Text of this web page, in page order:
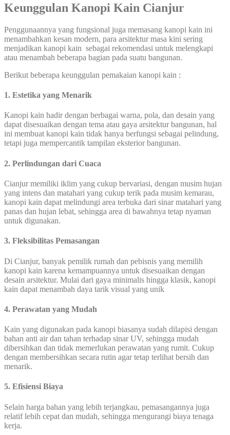
Keunggulan Kanopi Kain Cianjur
Penggunaannya yang fungsional juga memasang kanopi kain ini
menambahkan kesan modern, para arsitektur masa kini sering
menjadikan kanopi kain sebagai rekomendasi untuk melengkapi
atau menambah beberapa bagian pada suatu bangunan.
Berikut beberapa keunggulan pemakaian kanopi kain :
1. Estetika yang Menarik
Kanopi kain hadir dengan berbagai warna, pola, dan desain yang
dapat disesuaikan dengan tema atau gaya arsitektur bangunan, hal
ini membuat kanopi kain tidak hanya berfungsi sebagai pelindung,
tetapi juga mempercantik tampilan eksterior bangunan.
2. Perlindungan dari Cuaca
Cianjur memiliki iklim yang cukup bervariasi, dengan musim hujan
yang intens dan matahari yang cukup terik pada musim kemarau,
kanopi kain dapat melindungi area terbuka dari sinar matahari yang
panas dan hujan lebat, sehingga area di bawahnya tetap nyaman
untuk digunakan.
3. Fleksibilitas Pemasangan
Di Cianjur, banyak pemilik rumah dan pebisnis yang memilih
kanopi kain karena kemampuannya untuk disesuaikan dengan
desain arsitektur. Mulai dari gaya minimalis hingga klasik, kanopi
kain dapat menambah daya tarik visual yang unik
4. Perawatan yang Mudah
Kain yang digunakan pada kanopi biasanya sudah dilapisi dengan
bahan anti air dan tahan terhadap sinar UV, sehingga mudah
dibersihkan dan tidak memerlukan perawatan yang rumit. Cukup
dengan membersihkan secara rutin agar tetap terlihat bersih dan
menarik.
5. Efisiensi Biaya
Selain harga bahan yang lebih terjangkau, pemasangannya juga
relatif lebih cepat dan mudah, sehingga mengurangi biaya tenaga
kerja.